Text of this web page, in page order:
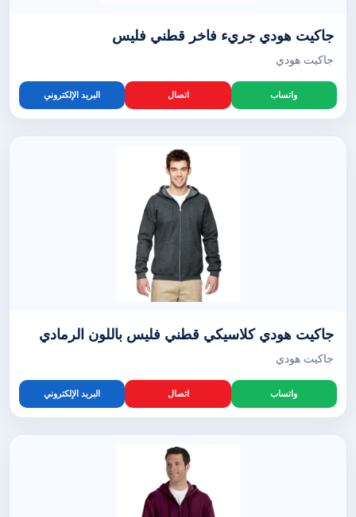
جاكيت هودي جريء فاخر قطني فليس
جاكيت هودي
واتساب اتصال البريد الإلكتروني
جاكيت هودي كلاسيكي قطني فليس باللون الرمادي
جاكيت هودي
واتساب اتصال البريد الإلكتروني